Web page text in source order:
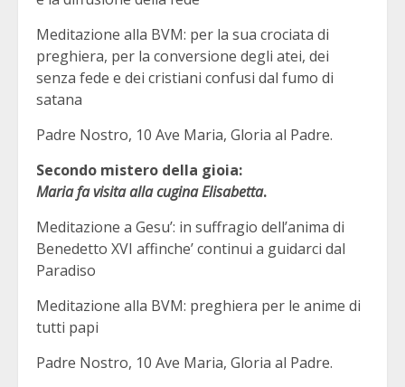
Meditazione alla BVM: per la sua crociata di
preghiera, per la conversione degli atei, dei
senza fede e dei cristiani confusi dal fumo di
satana
Padre Nostro, 10 Ave Maria, Gloria al Padre.
Secondo mistero della gioia:
Maria fa visita alla cugina Elisabetta.
Meditazione a Gesu’: in suffragio dell’anima di
Benedetto XVI affinche’ continui a guidarci dal
Paradiso
Meditazione alla BVM: preghiera per le anime di
tutti papi
Padre Nostro, 10 Ave Maria, Gloria al Padre.